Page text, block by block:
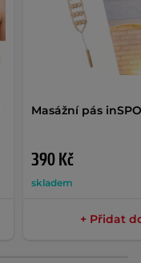
Masážní pás
390 Kč
skladem
+ Přidat